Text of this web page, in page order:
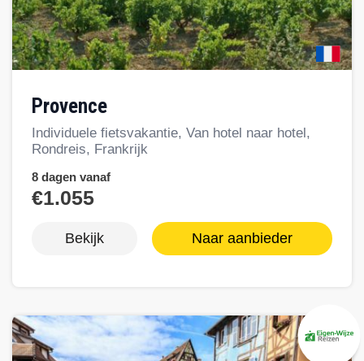
Provence
Individuele fietsvakantie, Van hotel naar hotel,
Rondreis, Frankrijk
8 dagen vanaf
€1.055
Bekijk Naar aanbieder